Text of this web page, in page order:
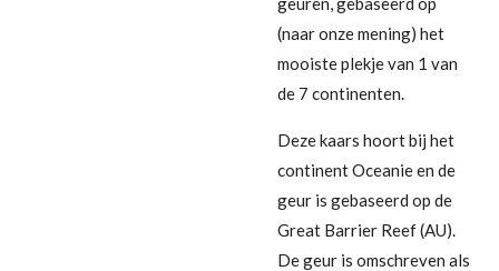
(naar onze mening) het
mooiste plekje van 1 van
de 7 continenten.
Deze kaars hoort bij het
continent Oceanie en de
geur is gebaseerd op de
Great Barrier Reef (AU).
De geur is omschreven als